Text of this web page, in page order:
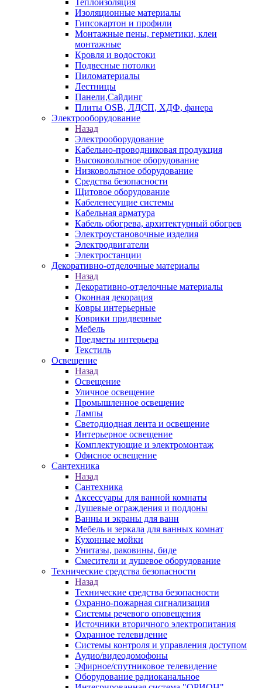
Теплоизоляция
Изоляционные материалы
Гипсокартон и профили
Монтажные пены, герметики, клеи
монтажные
Кровля и водостоки
Подвесные потолки
Пиломатериалы
Лестницы
Панели,Сайдинг
Плиты OSB, ЛДСП, ХДФ, фанера
Электрооборудование
Назад
Электрооборудование
Кабельно-проводниковая продукция
Высоковольтное оборудование
Низковольтное оборудование
Средства безопасности
Щитовое оборудование
Кабеленесущие системы
Кабельная арматура
Кабель обогрева, архитектурный обогрев
Электроустановочные изделия
Электродвигатели
Электростанции
Декоративно-отделочные материалы
Назад
Декоративно-отделочные материалы
Оконная декорация
Ковры интерьерные
Коврики придверные
Мебель
Предметы интерьера
Текстиль
Освещение
Назад
Освещение
Уличное освещение
Промышленное освещение
Лампы
Светодиодная лента и освещение
Интерьерное освещение
Комплектующие и электромонтаж
Офисное освещение
Сантехника
Назад
Сантехника
Аксессуары для ванной комнаты
Душевые ограждения и поддоны
Ванны и экраны для ванн
Мебель и зеркала для ванных комнат
Кухонные мойки
Унитазы, раковины, биде
Смесители и душевое оборудование
Технические средства безопасности
Назад
Технические средства безопасности
Охранно-пожарная сигнализация
Системы речевого оповещения
Источники вторичного электропитания
Охранное телевидение
Системы контроля и управления доступом
Аудио/видеодомофоны
Эфирное/спутниковое телевидение
Оборудование радиоканальное